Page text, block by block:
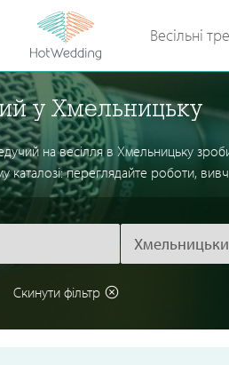
Весільні
у Хмельницьку
на весілля в Хмельницьку
переглядайте роботи,
Скинути фільтр